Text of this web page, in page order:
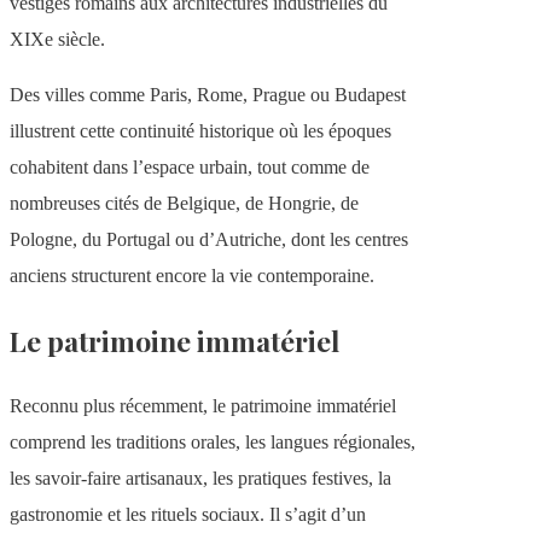
XIXe siècle.
Des villes comme Paris, Rome, Prague ou Budapest
illustrent cette continuité historique où les époques
cohabitent dans l’espace urbain, tout comme de
nombreuses cités de Belgique, de Hongrie, de
Pologne, du Portugal ou d’Autriche, dont les centres
anciens structurent encore la vie contemporaine.
Le patrimoine immatériel
Reconnu plus récemment, le patrimoine immatériel
comprend les traditions orales, les langues régionales,
les savoir-faire artisanaux, les pratiques festives, la
gastronomie et les rituels sociaux. Il s’agit d’un